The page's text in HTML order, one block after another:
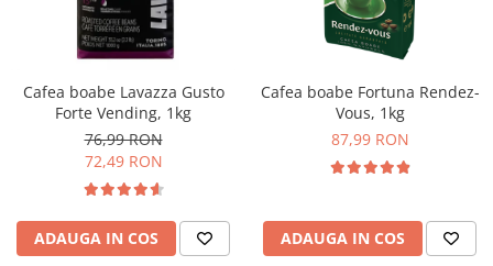
Cafea boabe Lavazza Gusto
Forte Vending, 1kg
76,99 RON
72,49 RON
ADAUGA IN COS
Cafea boabe Fortuna Rendez-
Vous, 1kg
87,99 RON
ADAUGA IN COS